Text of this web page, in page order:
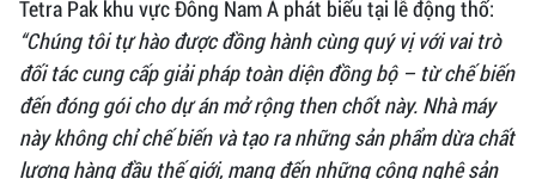
Tetra Pak khu vực Đông Nam Á phát biểu tại lễ động thổ:
“Chúng tôi tự hào được đồng hành cùng quý vị với vai trò
đối tác cung cấp giải pháp toàn diện đồng bộ – từ chế biến
đến đóng gói cho dự án mở rộng then chốt này. Nhà máy
này không chỉ chế biến và tạo ra những sản phẩm dừa chất
lượng hàng đầu thế giới, mang đến những công nghệ sản